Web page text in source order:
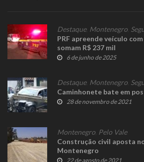
Destaque, Montenegro
PRF apreende veículo
somam R$ 237 mil
6 de junho de 2025
Destaque, Montenegro
Caminhonete bate em
28 de novembro de 2021
Montenegro Pelo Vale
Construção civil aposta
Montenegro
22 de agosto de 2021